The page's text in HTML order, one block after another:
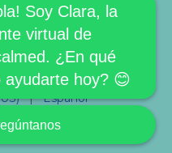
SL.
|
Español
Comercio electrónico
Soy Clara, la
virtual de
¿En qué
ayudarte hoy? 😊